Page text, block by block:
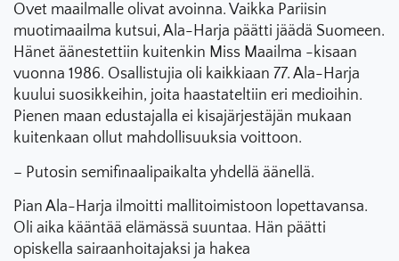
Ovet maailmalle olivat avoinna. Vaikka Pariisin
muotimaailma kutsui, Ala-Harja päätti jäädä Suomeen.
Hänet äänestettiin kuitenkin Miss Maailma -kisaan
vuonna 1986. Osallistujia oli kaikkiaan 77. Ala-Harja
kuului suosikkeihin, joita haastateltiin eri medioihin.
Pienen maan edustajalla ei kisajärjestäjän mukaan
kuitenkaan ollut mahdollisuuksia voittoon.
– Putosin semifinaalipaikalta yhdellä äänellä.
Pian Ala-Harja ilmoitti mallitoimistoon lopettavansa.
Oli aika kääntää elämässä suuntaa. Hän päätti
opiskella sairaanhoitajaksi ja hakea